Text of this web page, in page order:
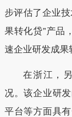
步评估了企业
果转化贷”产品
速企业研发成果
在浙江，
况。该企业研
平台等方面具